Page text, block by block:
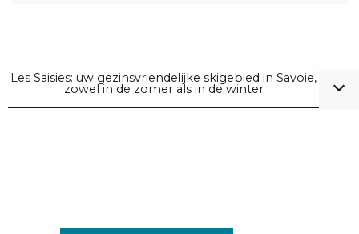
Les Saisies: uw gezinsvriendelijke skigebied in Savoie,
zowel in de zomer als in de winter